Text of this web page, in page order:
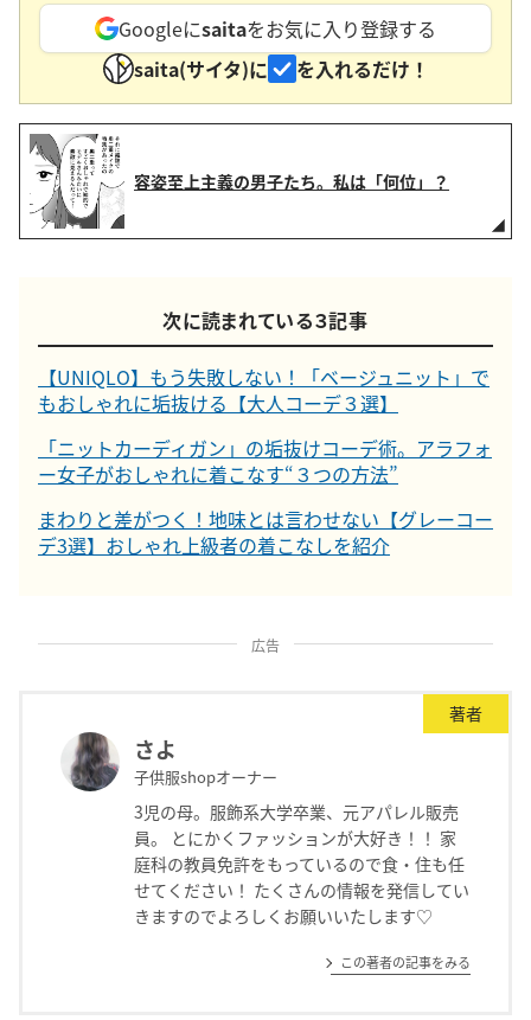
Googleにsaitaをお気に入り登録する
saita(サイタ)に
を入れるだけ！
容姿至上主義の男子たち。私は「何位」？
次に読まれている３記事
【UNIQLO】もう失敗しない！「ベージュニット」で
もおしゃれに垢抜ける【大人コーデ３選】
「ニットカーディガン」の垢抜けコーデ術。アラフォ
ー女子がおしゃれに着こなす“３つの方法”
まわりと差がつく！地味とは言わせない【グレーコー
デ3選】おしゃれ上級者の着こなしを紹介
広告
著者
さよ
子供服shopオーナー
3児の母。服飾系大学卒業、元アパレル販売
員。 とにかくファッションが大好き！！ 家
庭科の教員免許をもっているので食・住も任
せてください！ たくさんの情報を発信してい
きますのでよろしくお願いいたします♡
この著者の記事をみる